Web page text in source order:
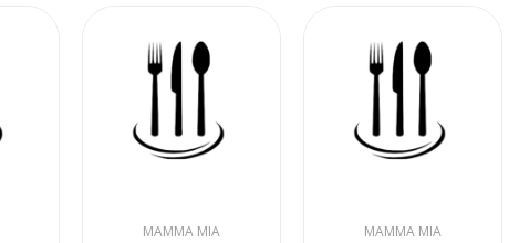
MAMMA MIA MAMMA MIA